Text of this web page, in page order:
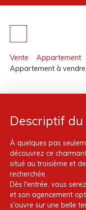
Vente Appartement
Appartement à
Descriptif du
À quelques pas
découvrez ce
situé au troisième et
recherchée.
Dès l'entrée, vous
et son agencement
s'ouvre sur une belle